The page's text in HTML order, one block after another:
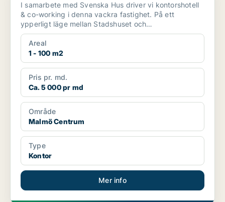
I samarbete med Svenska Hus driver vi kontorshotell
& co-working i denna vackra fastighet. På ett
ypperligt läge mellan Stadshuset och
Arbetsförmedlingen...
Areal
1 - 100 m2
Pris pr. md.
Ca. 5 000 pr md
Område
Malmö Centrum
Type
Kontor
Mer info